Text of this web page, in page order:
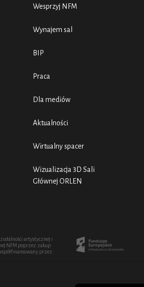
Wesprzyj NFM
Wynajem sal
BIP
Praca
Dla mediów
Aktualności
Wirtualny spacer
Wizualizacja 3D Sali
Głównej ORLEN
artystycznej i
NFM poprzez zakup
przez: